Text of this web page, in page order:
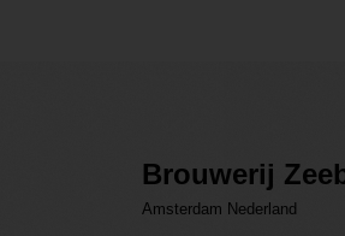
Brouwerij
Amsterdam Nederland